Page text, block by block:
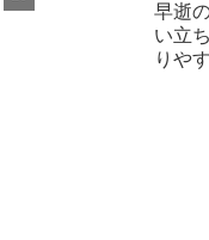
早逝
い立
りや